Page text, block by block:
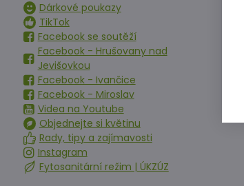
Dárkové poukazy
TikTok
Facebook se soutěží
Facebook - Hrušovany nad
Jevišovkou
Facebook - Ivančice
Facebook - Miroslav
Videa na Youtube
Objednejte si květinu
Rady, tipy a zajímavosti
Instagram
Fytosanitární režim | ÚKZÚZ